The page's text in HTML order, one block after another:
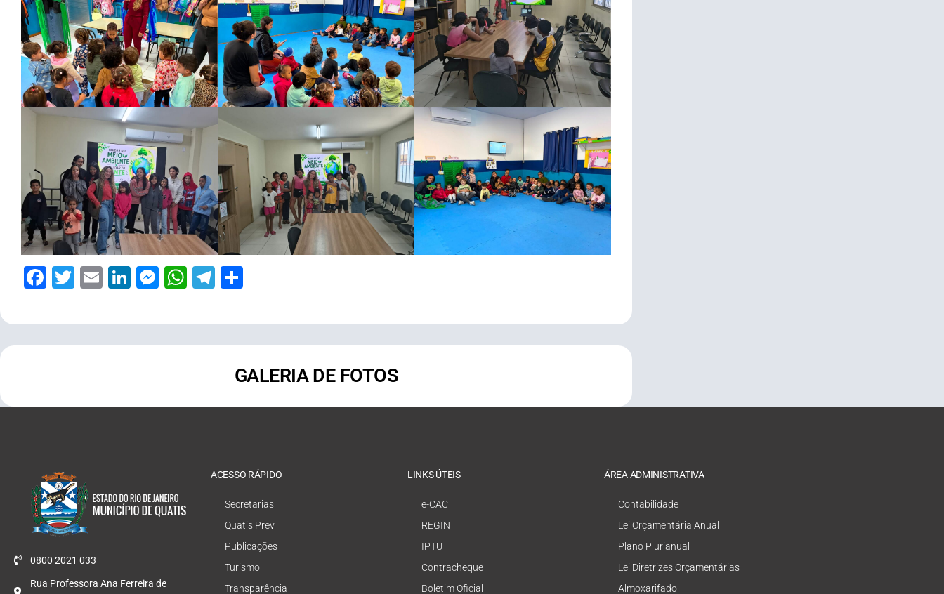
Facebook
Twitter
EmailLinkedIn
Messenger
WhatsApp
Telegram
GALERIA DE FOTOS
0800 2021 033
Rua Professora Ana Ferreira de
ACESSO RÁPIDO
Secretarias
Quatis Prev
Publicações
Turismo
Transparência
LINKS ÚTEIS
e-CAC
REGIN
IPTU
Contracheque
Boletim Oficial
ÁREA ADMINISTRATIVA
Contabilidade
Lei Orçamentária Anual
Plano Plurianual
Lei Diretrizes Orçamentárias
Almoxarifado